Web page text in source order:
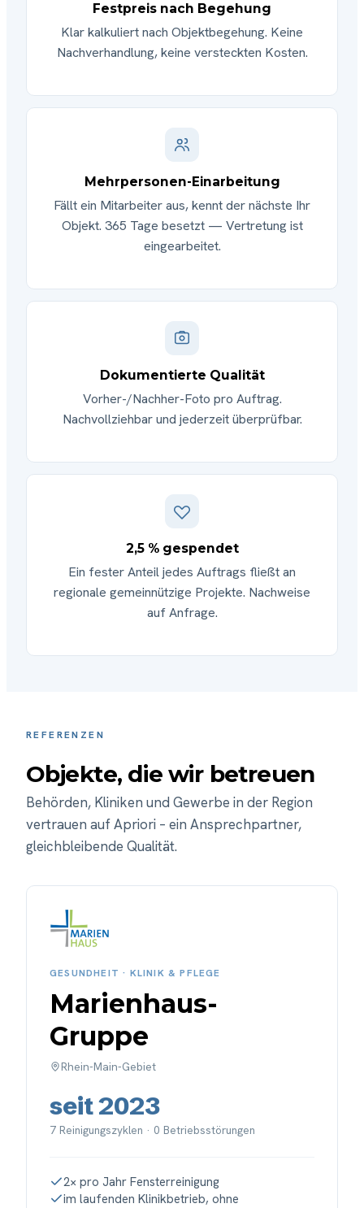
Festpreis nach Begehung
Klar kalkuliert nach Objektbegehung. Keine
Nachverhandlung, keine versteckten Kosten.
Mehrpersonen-Einarbeitung
Fällt ein Mitarbeiter aus, kennt der nächste Ihr
Objekt. 365 Tage besetzt — Vertretung ist
eingearbeitet.
Dokumentierte Qualität
Vorher-/Nachher-Foto pro Auftrag.
Nachvollziehbar und jederzeit überprüfbar.
2,5 % gespendet
Ein fester Anteil jedes Auftrags fließt an
regionale gemeinnützige Projekte. Nachweise
auf Anfrage.
REFERENZEN
Objekte, die wir betreuen
Behörden, Kliniken und Gewerbe in der Region
vertrauen auf Apriori – ein Ansprechpartner,
gleichbleibende Qualität.
GESUNDHEIT · KLINIK & PFLEGE
Marienhaus-
Gruppe
Rhein-Main-Gebiet
seit 2023
7 Reinigungszyklen · 0 Betriebsstörungen
2× pro Jahr Fensterreinigung
im laufenden Klinikbetrieb, ohne